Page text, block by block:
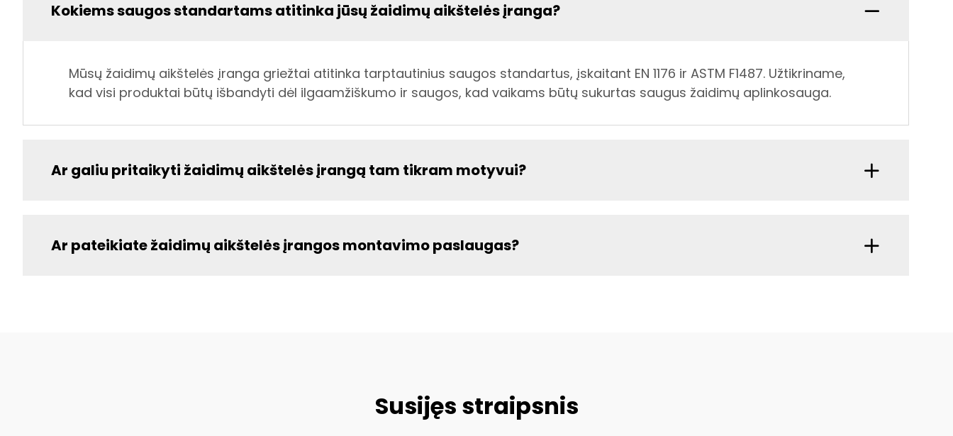
Kokiems saugos standartams atitinka jūsų žaidimų aikštelės įranga?
Mūsų žaidimų aikštelės įranga griežtai atitinka tarptautinius saugos standartus, įskaitant EN 1176 ir ASTM F1487. Užtikriname,
kad visi produktai būtų išbandyti dėl ilgaamžiškumo ir saugos, kad vaikams būtų sukurtas saugus žaidimų aplinkosauga.
Ar galiu pritaikyti žaidimų aikštelės įrangą tam tikram motyvui?
Ar pateikiate žaidimų aikštelės įrangos montavimo paslaugas?
Susijęs straipsnis